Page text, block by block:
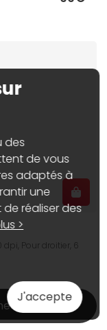
Pour droitier, 6
99€ 95
des
de vous
adaptés à
une
réaliser des
>
J'accepte